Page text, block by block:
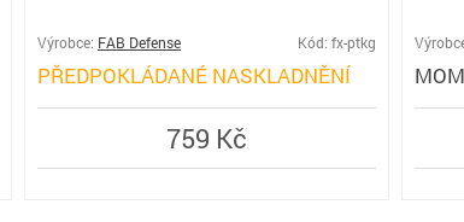
Výrobce: FAB Defense Kód: fx-ptkg
PŘEDPOKLÁDANÉ NASKLADNĚNÍ
759 Kč